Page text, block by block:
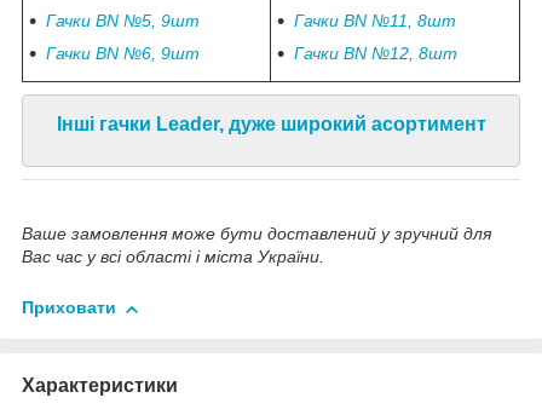
Гачки BN №5, 9шт
Гачки BN №6, 9шт
Гачки BN №11, 8шт
Гачки BN №12, 8шт
Інші гачки Leader, дуже широкий асортимент
Ваше замовлення може бути доставлений у зручний для
Вас час у всі області і міста України.
Приховати
Характеристики